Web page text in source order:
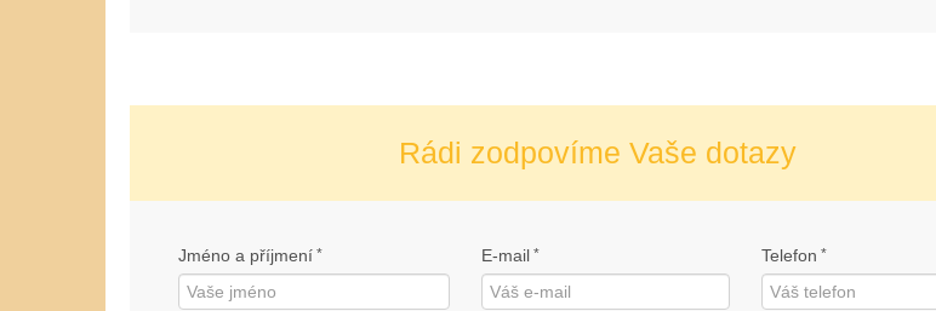
Rádi zodpovíme Vaše dotazy
Jméno a příjmení * E-mail * Telefon *